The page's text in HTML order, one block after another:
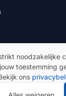
Alle rechten
noodzakelijke
toestemming
ons